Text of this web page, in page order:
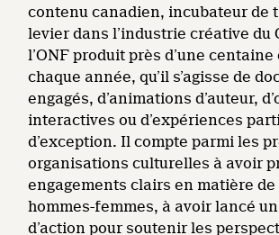
contenu canadien, incubateur de
levier dans l’industrie créative du
l’ONF produit près d’une
chaque année, qu’il s’agisse de
engagés, d’animations d’auteur,
interactives ou d’expériences
d’exception. Il compte parmi les
organisations culturelles à avoir
engagements clairs en matière
hommes-femmes, à avoir lancé
d’action pour soutenir les